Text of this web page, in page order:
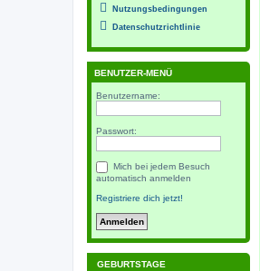
Nutzungsbedingungen
Datenschutzrichtlinie
BENUTZER-MENÜ
Benutzername:
Passwort:
Mich bei jedem Besuch
automatisch anmelden
Registriere dich jetzt!
GEBURTSTAGE